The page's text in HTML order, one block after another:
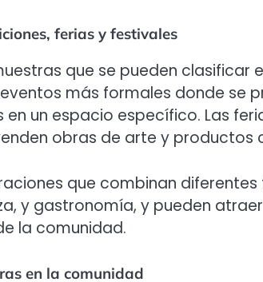
ferias y festivales
que se pueden clasificar
más formales donde se
un espacio específico. Las
obras de arte y productos
que combinan
y gastronomía, y pueden
la comunidad.
en la comunidad